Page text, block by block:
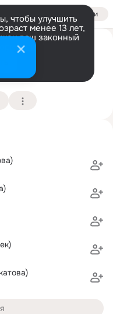
Войти
чтобы улучшить
менее 13 лет,
ваш законный
(43 года)